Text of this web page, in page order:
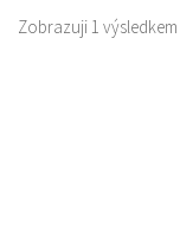
Zobrazuji 1 výsledkem